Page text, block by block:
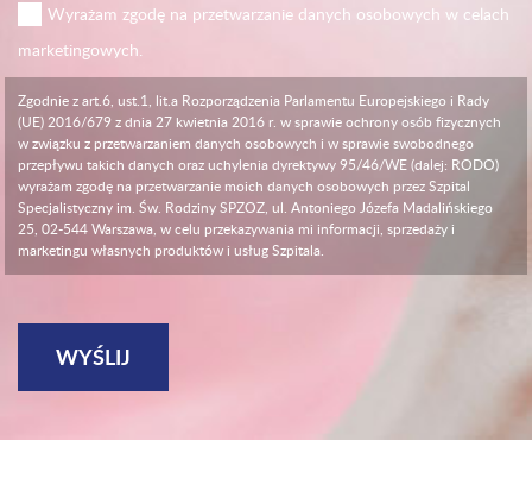
Wyrażam zgodę na przetwarzanie danych osobowych w celach
marketingowych.
Zgodnie z art.6, ust.1, lit.a Rozporządzenia Parlamentu Europejskiego i Rady
(UE) 2016/679 z dnia 27 kwietnia 2016 r. w sprawie ochrony osób fizycznych
w związku z przetwarzaniem danych osobowych i w sprawie swobodnego
przepływu takich danych oraz uchylenia dyrektywy 95/46/WE (dalej: RODO)
wyrażam zgodę na przetwarzanie moich danych osobowych przez Szpital
Specjalistyczny im. Św. Rodziny SPZOZ, ul. Antoniego Józefa Madalińskiego
25, 02-544 Warszawa, w celu przekazywania mi informacji, sprzedaży i
marketingu własnych produktów i usług Szpitala.